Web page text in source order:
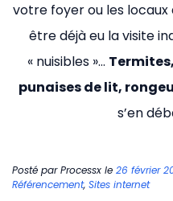
votre foyer ou les
être déjà eu la visite
« nuisibles »…
punaises de lit,
s’en
Posté parProcessx le 26 février
Référencement, Sites internet